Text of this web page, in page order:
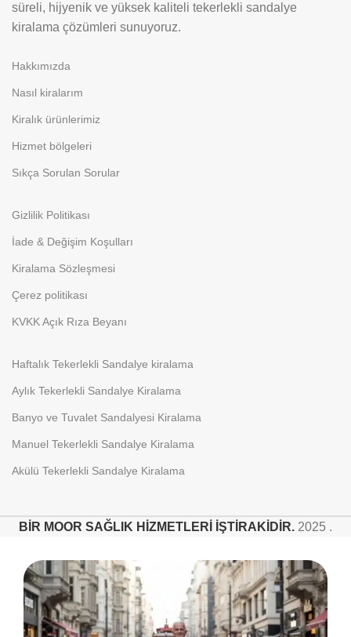
süreli, hijyenik ve yüksek kaliteli tekerlekli sandalye
kiralama çözümleri sunuyoruz.
Hakkımızda
Nasıl kiralarım
Kiralık ürünlerimiz
Hizmet bölgeleri
Sıkça Sorulan Sorular
Gizlilik Politikası
İade & Değişim Koşulları
Kiralama Sözleşmesi
Çerez politikası
KVKK Açık Rıza Beyanı
Haftalık Tekerlekli Sandalye kiralama
Aylık Tekerlekli Sandalye Kiralama
Banyo ve Tuvalet Sandalyesi Kiralama
Manuel Tekerlekli Sandalye Kiralama
Akülü Tekerlekli Sandalye Kiralama
BİR MOOR SAĞLIK HİZMETLERİ İŞTİRAKİDİR. 2025 .